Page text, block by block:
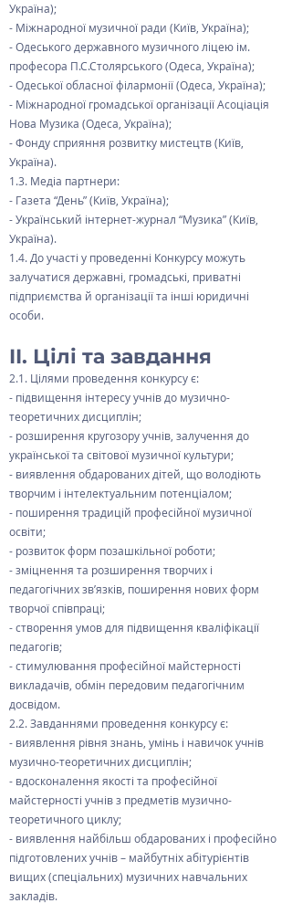
Україна);
- Міжнародної музичної ради (Київ, Україна);
- Одеського державного музичного ліцею ім.
професора П.С.Столярського (Одеса, Україна);
- Одеської обласної філармонії (Одеса, Україна);
- Міжнародної громадської організації Асоціація
Нова Музика (Одеса, Україна);
- Фонду сприяння розвитку мистецтв (Київ,
Україна).
1.3. Медіа партнери:
- Газета “День” (Київ, Україна);
- Український інтернет-журнал “Музика” (Київ,
Україна).
1.4. До участі у проведенні Конкурсу можуть
залучатися державні, громадські, приватні
підприємства й організації та інші юридичні
особи.
II. Цілі та завдання
2.1. Цілями проведення конкурсу є:
- підвищення інтересу учнів до музично-
теоретичних дисциплін;
- розширення кругозору учнів, залучення до
української та світової музичної культури;
- виявлення обдарованих дітей, що володіють
творчим і інтелектуальним потенціалом;
- поширення традицій професійної музичної
освіти;
- розвиток форм позашкільної роботи;
- зміцнення та розширення творчих і
педагогічних зв’язків, поширення нових форм
творчої співпраці;
- створення умов для підвищення кваліфікації
педагогів;
- стимулювання професійної майстерності
викладачів, обмін передовим педагогічним
досвідом.
2.2. Завданнями проведення конкурсу є:
- виявлення рівня знань, умінь і навичок учнів
музично-теоретичних дисциплін;
- вдосконалення якості та професійної
майстерності учнів з предметів музично-
теоретичного циклу;
- виявлення найбільш обдарованих і професійно
підготовлених учнів – майбутніх абітурієнтів
вищих (спеціальних) музичних навчальних
закладів.